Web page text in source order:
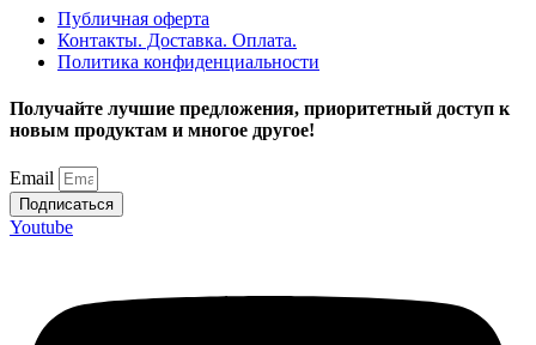
Публичная оферта
Контакты. Доставка. Оплата.
Политика конфиденциальности
Получайте лучшие предложения, приоритетный доступ к
новым продуктам и многое другое!
Email
Подписаться
Youtube